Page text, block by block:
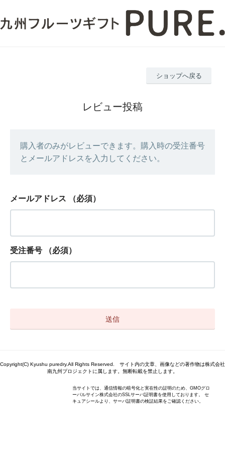
ショップへ戻る
レビュー投稿
購入者のみがレビューできます。購入時の受注番号
とメールアドレスを入力してください。
メールアドレス （必須）
受注番号 （必須）
Copyright(C) Kyushu puredry.All Rights Reserved. サイト内の文章、画像などの著作物は株式会社
南九州プロジェクトに属します。無断転載を禁止します。
当サイトでは、通信情報の暗号化と実在性の証明のため、GMOグロ
ーバルサイン株式会社のSSLサーバ証明書を使用しております。 セ
キュアシールより、サーバ証明書の検証結果をご確認ください。